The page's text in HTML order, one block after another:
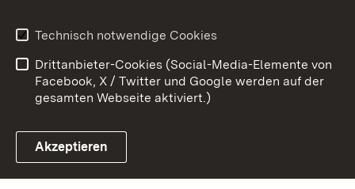
Link zum Landesportal
Barrierefreiheit
Benutzungshinweise
Impressum
Cookies
Technisch notwendige Cookies
Drittanbieter-Cookies (Social-Media-Elemente von
Facebook, X / Twitter und Google werden auf der
gesamten Webseite aktiviert.)
Akzeptieren